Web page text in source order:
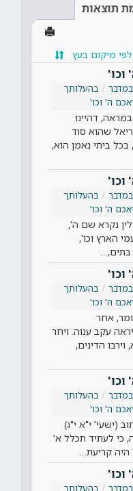
תוצאות
לפי מיקום בעץ
וכו'
במדבר
בהעלותך
ה' וכו'
דהיינו
שהוא סוד
ביתי נאמן הוא,
וכו'
במדבר
בהעלותך
ה' וכו'
נקרא שם ה',
הארץ וכו',
בתים,…
וכו'
במדבר
בהעלותך
ה' וכו'
אחר
עקב ענוה. ויחר
הדינים,
וכו'
במדבר
בהעלותך
ה' וכו'
(ישעי' י"א י"ג)
כי לעתיד תכלל א'
היה קריעת…
וכו'
במדבר בהעלותך